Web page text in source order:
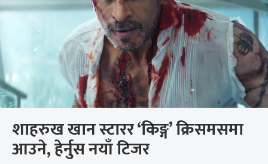
शाहरुख खान स्टारर ‘किङ्ग’ क्रिसमसमा
आउने, हेर्नुस नयाँ टिजर